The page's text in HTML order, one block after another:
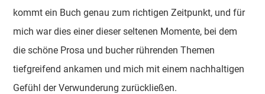
kommt ein Buch genau zum richtigen Zeitpunkt, und für
mich war dies einer dieser seltenen Momente, bei dem
die schöne Prosa und bucher rührenden Themen
tiefgreifend ankamen und mich mit einem nachhaltigen
Gefühl der Verwunderung zurückließen.